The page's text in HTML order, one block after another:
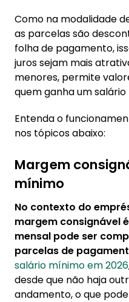
5. Taxa de
Como na modalidade
as parcelas são
folha de pagamento,
juros sejam mais
menores, permite
quem ganha um salário
Entenda o
nos tópicos abaixo:
Margem
mínimo
No contexto do
margem consignável
mensal pode ser
parcelas de
salário mínimo em 2026
desde que não haja
andamento, o que